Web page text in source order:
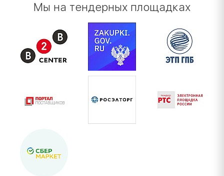
Мы на тендерных площадках